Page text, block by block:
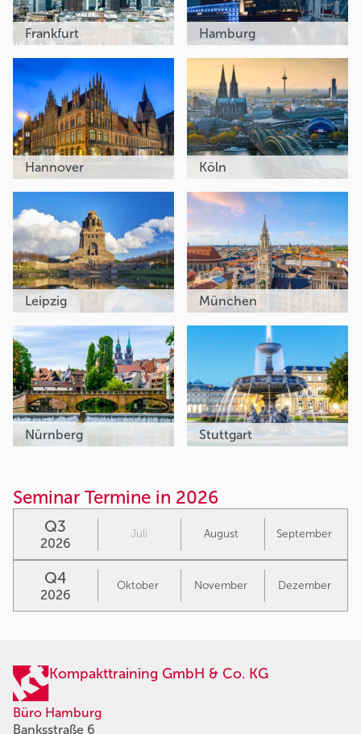
Frankfurt Hamburg
Hannover Köln
Leipzig München
Nürnberg Stuttgart
Seminar Termine in 2026
Q3
2026
Juli August September
Q4
2026
Oktober November Dezember
Kompakttraining GmbH & Co. KG
Büro Hamburg
Banksstraße 6